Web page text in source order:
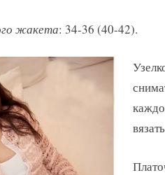
жакета: 34-36 (40-42).